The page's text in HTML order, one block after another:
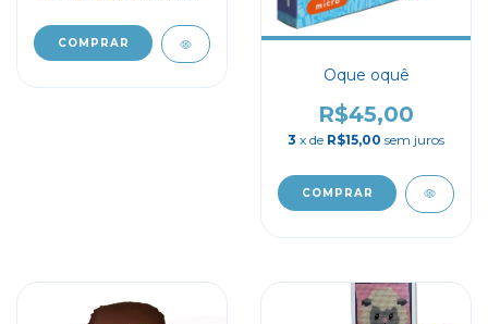
Oque oquê
R$45,00
3 x de R$15,00 sem juros